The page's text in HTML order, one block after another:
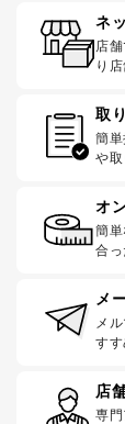
ネ
店
り
取
簡
や取
オ
簡
合っ
メ
メ
すす
店
専